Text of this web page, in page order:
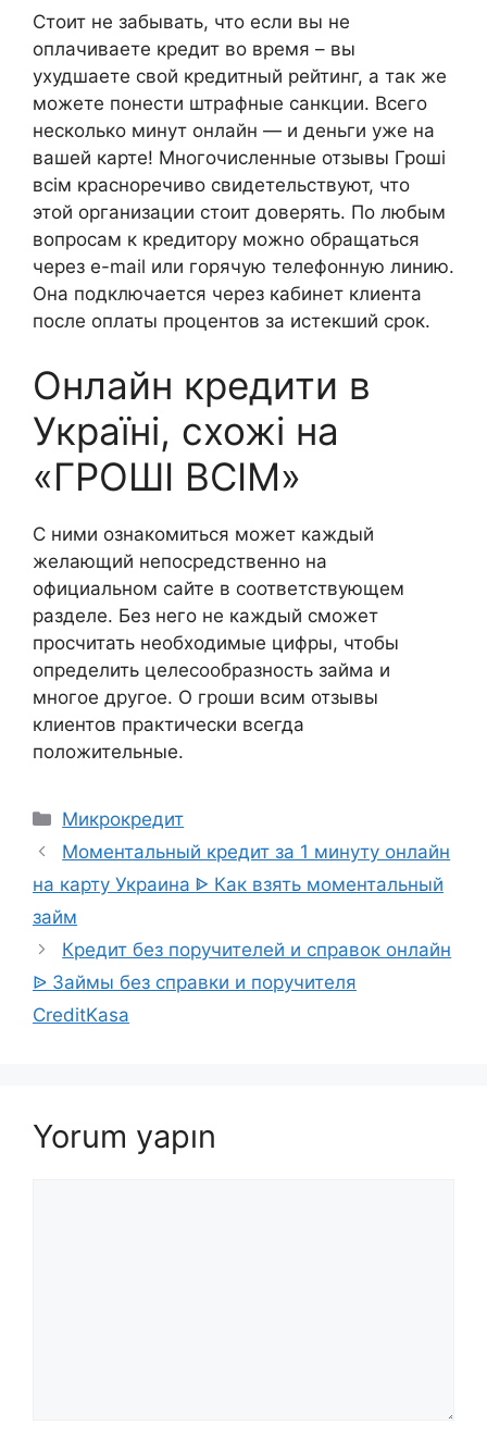
Стоит не забывать, что если вы не
оплачиваете кредит во время – вы
ухудшаете свой кредитный рейтинг, а так же
можете понести штрафные санкции. Всего
несколько минут онлайн — и деньги уже на
вашей карте! Многочисленные отзывы Гроші
всім красноречиво свидетельствуют, что
этой организации стоит доверять. По любым
вопросам к кредитору можно обращаться
через e-mail или горячую телефонную линию.
Она подключается через кабинет клиента
после оплаты процентов за истекший срок.
Онлайн кредити в
Україні, схожі на
«ГРОШІ ВСІМ»
С ними ознакомиться может каждый
желающий непосредственно на
официальном сайте в соответствующем
разделе. Без него не каждый сможет
просчитать необходимые цифры, чтобы
определить целесообразность займа и
многое другое. О гроши всим отзывы
клиентов практически всегда
положительные.
Kategoriler
Микрокредит
Yazı
dolaşımı
Моментальный кредит за 1 минуту онлайн
на карту Украина ᐈ Как взять моментальный
займ
Кредит без поручителей и справок онлайн
ᐉ Займы без справки и поручителя
CreditKasa
Yorum yapın